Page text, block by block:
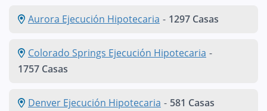
Aurora Ejecución Hipotecaria - 1297 Casas
Colorado Springs Ejecución Hipotecaria -
1757 Casas
Denver Ejecución Hipotecaria - 581 Casas